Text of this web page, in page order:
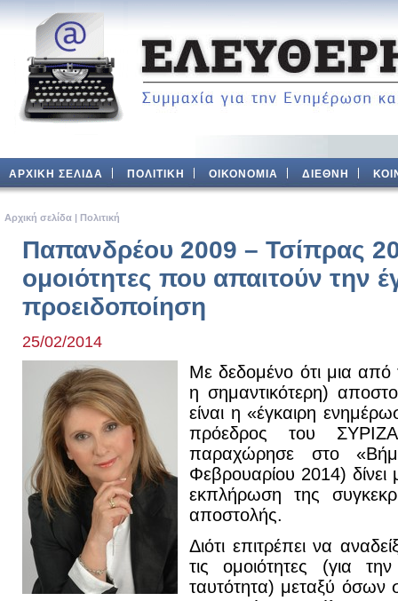
ΑΡΧΙΚΗ ΣΕΛΙΔΑ ΠΟΛΙΤΙΚΗ ΟΙΚΟΝΟΜΙΑ ΔΙΕΘΝΗ
Aρχική σελίδα | Πολιτική
Παπανδρέου 2009 – Τσίπρας
ομοιότητες που απαιτούν την
προειδοποίηση
25/02/2014
Με δεδομένο ότι μια από
η σημαντικότερη)
είναι η «έγκαιρη
πρόεδρος του
παραχώρησε στο
Φεβρουαρίου 2014) δίνει
εκπλήρωση της
αποστολής.
Διότι επιτρέπει να
τις ομοιότητες (για
ταυτότητα) μεταξύ όσων